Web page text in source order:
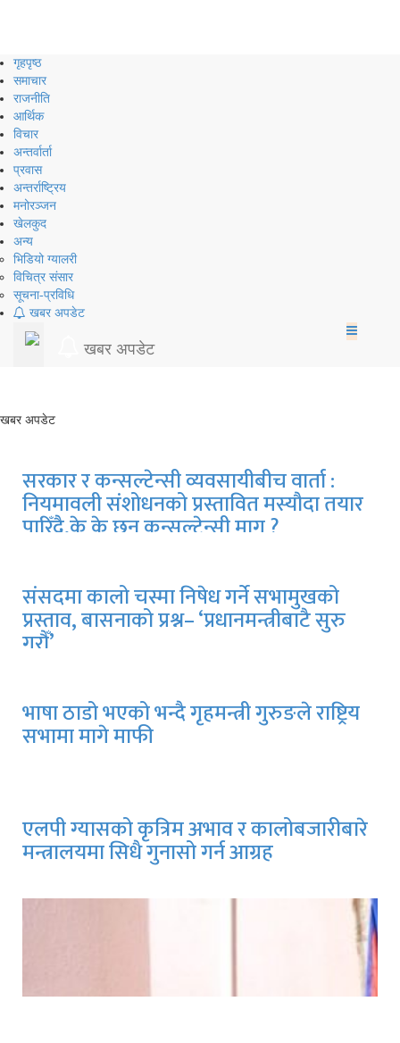
गृहपृष्ठ
समाचार
राजनीति
आर्थिक
विचार
अन्तर्वार्ता
प्रवास
अन्तर्राष्ट्रिय
मनोरञ्जन
खेलकुद
अन्य
भिडियो ग्यालरी
विचित्र संसार
सूचना-प्रविधि
खबर अपडेट
खबर अपडेट
खबर अपडेट
सरकार र कन्सल्टेन्सी व्यवसायीबीच वार्ता :
नियमावली संशोधनको प्रस्तावित मस्यौदा तयार
पारिँदै,के के छन् कन्सल्टेन्सी माग ?
संसदमा कालो चस्मा निषेध गर्ने सभामुखको
प्रस्ताव, बासनाको प्रश्न– ‘प्रधानमन्त्रीबाटै सुरु
गरौँ’
भाषा ठाडो भएको भन्दै गृहमन्त्री गुरुङले राष्ट्रिय
सभामा मागे माफी
एलपी ग्यासको कृत्रिम अभाव र कालोबजारीबारे
मन्त्रालयमा सिधै गुनासो गर्न आग्रह